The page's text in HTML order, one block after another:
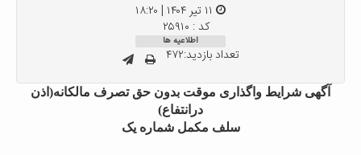
کد : ۲۵۹۱۰
اطلاعیه ها
تعداد بازدید:۴۷۲
آگهی شرایط واگذاری موقت بدون حق تصرف مالکانه(اذن
درانتفاع)
سلف مکمل شماره یک